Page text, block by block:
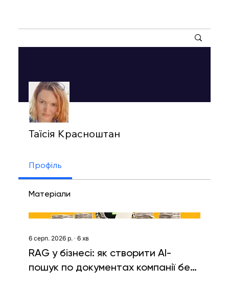
Таїсія Красноштан
Профіль
Матеріали
6 серп. 2026 р. ∙ 6 хв
RAG у бізнесі: як створити AI-
пошук по документах компанії без